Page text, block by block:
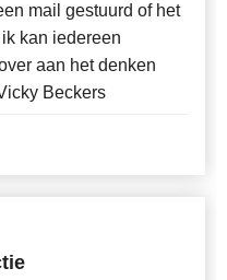
mail gestuurd of het
kan iedereen
aan het denken
Beckers